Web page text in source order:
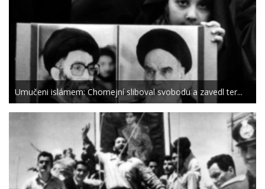
Umučeni islámem: Chomejní sliboval svobodu a zavedl ter...